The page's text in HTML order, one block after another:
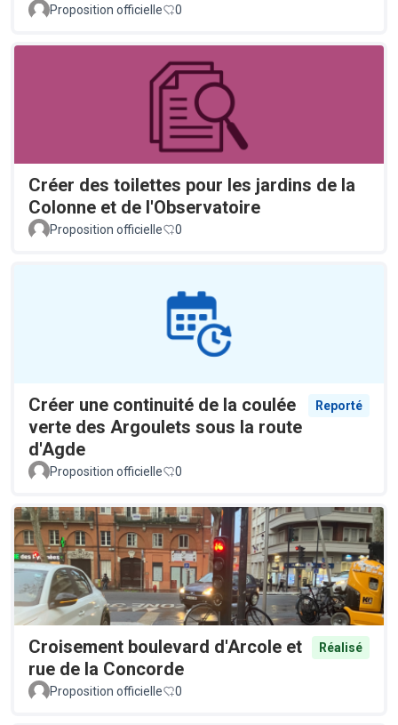
Proposition officielle 0
Créer des toilettes pour les jardins de la
Colonne et de l'Observatoire
Proposition officielle 0
Créer une continuité de la coulée
verte des Argoulets sous la route
d'Agde
Reporté
Proposition officielle 0
Croisement boulevard d'Arcole et
rue de la Concorde
Réalisé
Proposition officielle 0